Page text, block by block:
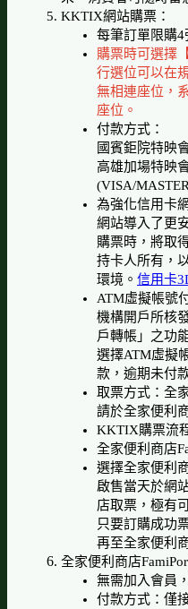
KKTIX網站購票：
每筆訂單限購4
購票時可選擇
行選位可以在
無相連座位，
座位。
付款方式：
國賓鉅院特映
高雄加場特映
(VISA/
為強化信用卡
網站導入了更
購票時，將取
持卡人所有，
環境。 信用卡
ATM虛擬帳號
機構開戶所核
戶轉帳」之功
選擇ATM虛擬
款，逾期未付
取票方式：全
請於全家便利
KKTIX購票流
全家便利商店
選擇全家便利
啟售當天於網
店取票，極有
只要訂購成功
再至全家便利
全家便利商店
無需加入會員
付款方式：僅